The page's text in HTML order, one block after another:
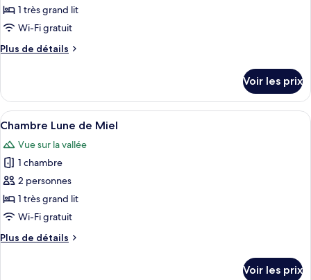
ce
type
chambre :
1 très grand lit
Wi-Fi gratuit
Plus de détails
Plus
le
type
de
Chambre
Luxe
Voir les prix
Afficher
toutes
les
photos
pour
ce
type
chambre :
Une chambre d’hôtel avec un lit, un
11
Chambre Lune de Miel
Vue sur la vallée
1 chambre
2 personnes
1 très grand lit
Wi-Fi gratuit
Plus de détails
Plus
Voir les prix